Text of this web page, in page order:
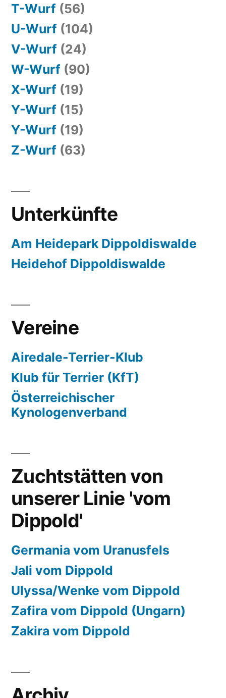
T-Wurf (56)
U-Wurf (104)
V-Wurf (24)
W-Wurf (90)
X-Wurf (19)
Y-Wurf (15)
Y-Wurf (19)
Z-Wurf (63)
Unterkünfte
Am Heidepark Dippoldiswalde
Heidehof Dippoldiswalde
Vereine
Airedale-Terrier-Klub
Klub für Terrier (KfT)
Österreichischer
Kynologenverband
Zuchtstätten von
unserer Linie 'vom
Dippold'
Germania vom Uranusfels
Jali vom Dippold
Ulyssa/Wenke vom Dippold
Zafira vom Dippold (Ungarn)
Zakira vom Dippold